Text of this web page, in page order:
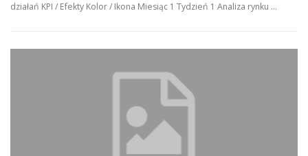
działań KPI / Efekty Kolor / Ikona Miesiąc 1 Tydzień 1 Analiza rynku …